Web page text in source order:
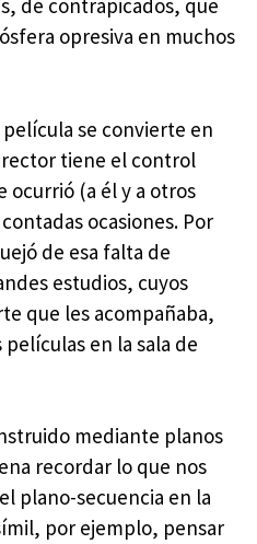
de contrapicados, que
opresiva en muchos
se convierte en
tiene el control
ocurrió (a él y a otros
ocasiones. Por
de esa falta de
estudios, cuyos
que les acompañaba,
en la sala de
mediante planos
recordar lo que nos
plano-secuencia en la
por ejemplo, pensar